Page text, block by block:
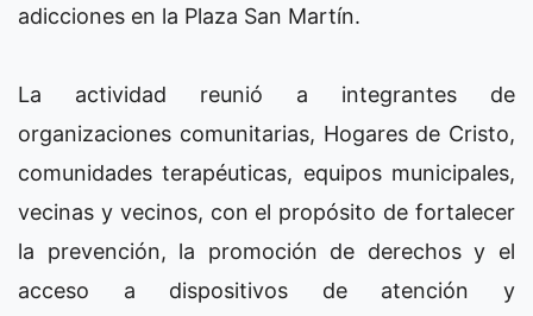
adicciones en la Plaza San Martín.
La actividad reunió a integrantes de
organizaciones comunitarias, Hogares de Cristo,
comunidades terapéuticas, equipos municipales,
vecinas y vecinos, con el propósito de fortalecer
la prevención, la promoción de derechos y el
acceso a dispositivos de atención y